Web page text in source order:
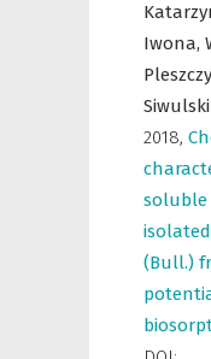
Iwona,
2018,
soluble
(Bull.)